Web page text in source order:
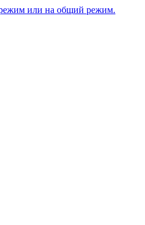
или на общий режим.